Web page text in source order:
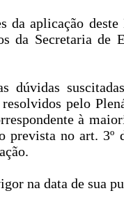
da aplicação
da Secretaria de
dúvidas
pelo
à
prevista no art. 3º
na data de sua